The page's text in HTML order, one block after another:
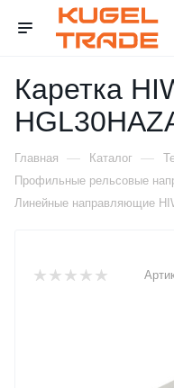
Каретка
Главная — Каталог —
Профильные рельсовые
Линейные направляющие